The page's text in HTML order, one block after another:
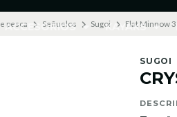
ACCESORIOS KAYAKS
pesca Señuelos Sugoi Flat Minnow
SUGOI